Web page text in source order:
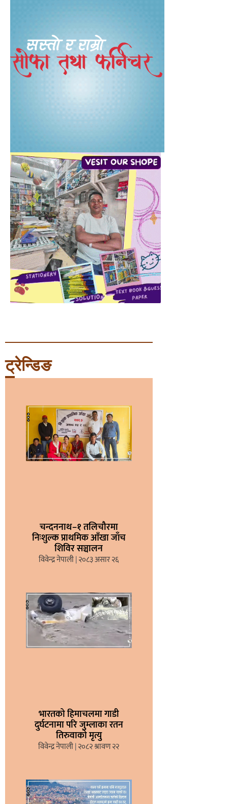
ट्रेन्डिङ
चन्दननाथ–१ तलिचौरमा
निःशुल्क प्राथमिक आँखा जाँच
शिविर सञ्चालन
विवेन्द्र नेपाली २०८३ असार २६
भारतको हिमाचलमा गाडी
दुर्घटनामा परि जुम्लाका रतन
तिरुवाको मृत्यु
विवेन्द्र नेपाली २०८२ श्रावण २२